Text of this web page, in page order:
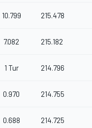
10.799 215.478
7.082 215.182
1 Tur 214.796
0.970 214.755
0.688 214.725